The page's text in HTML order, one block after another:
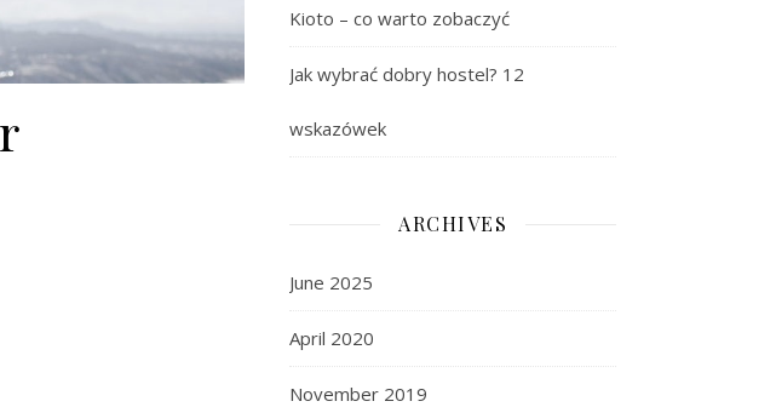
Kioto – co warto zobaczyć
Jak wybrać dobry hostel? 12
wskazówek
ARCHIVES
June 2025
April 2020
November 2019